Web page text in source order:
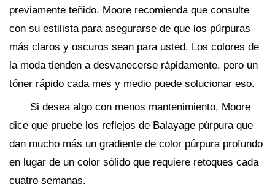
previamente teñido. Moore recomienda que consulte
con su estilista para asegurarse de que los púrpuras
más claros y oscuros sean para usted. Los colores de
la moda tienden a desvanecerse rápidamente, pero un
tóner rápido cada mes y medio puede solucionar eso.
Si desea algo con menos mantenimiento, Moore
dice que pruebe los reflejos de Balayage púrpura que
dan mucho más un gradiente de color púrpura profundo
en lugar de un color sólido que requiere retoques cada
cuatro semanas.